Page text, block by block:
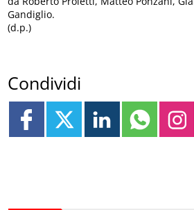
Gandiglio.
(d.p.)
Condividi